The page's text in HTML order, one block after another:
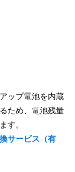
ップ電池を内蔵
ため、電池残量
す。
サービス（有